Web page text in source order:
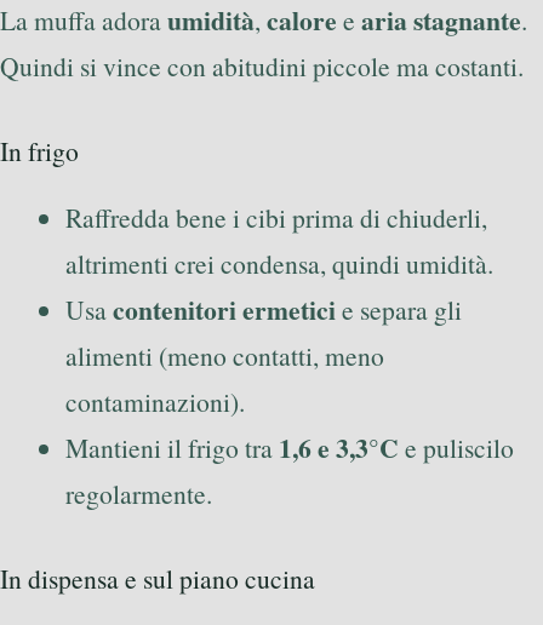
La muffa adoraumidità, calore e aria stagnante.
Quindi si vince con abitudini piccole ma costanti.
In frigo
Raffredda bene i cibi prima di chiuderli,
altrimenti crei condensa, quindi umidità.
Usacontenitori ermeticie separa gli
alimenti (meno contatti, meno
contaminazioni).
Mantieni il frigo tra 1,6 e 3,3°C e puliscilo
regolarmente.
In dispensa e sul piano cucina